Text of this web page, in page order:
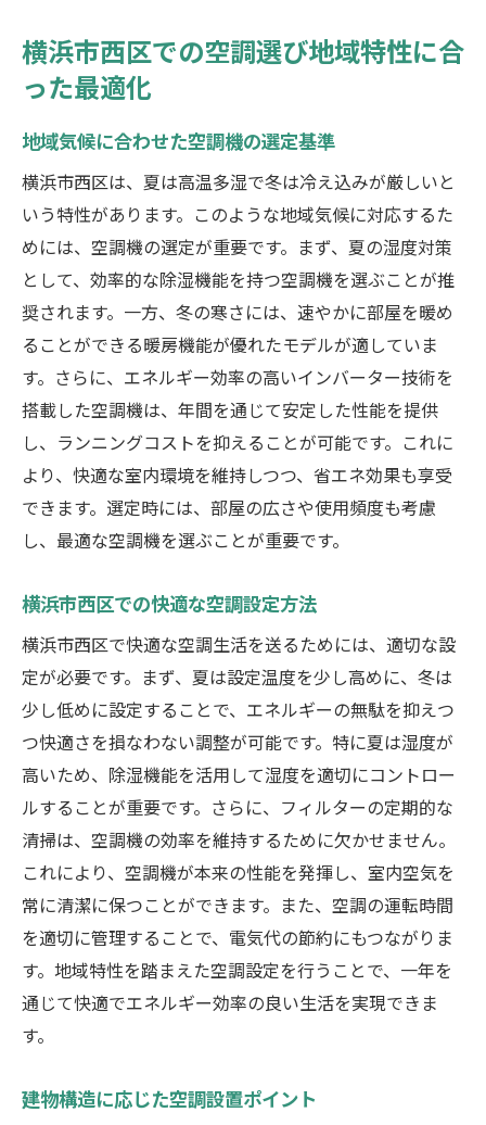
地域密着型サービスの活用法
最新空調技術で横浜市西区の住まいを快適に
最新のインバーター技術による省エネ効果
スマート空調システムの利便性
ヒートポンプ技術の活用法
空調のリモート管理とそのメリット
最新フィルター技術で実現する清潔な空気
快適環境を作るための新技術トレンド
空調設備設置で気をつけるポイント横浜市西区
の視点から
設置場所の選定で避けるべきポイント
配線工事と安全性の確保
メンテナンスの容易さを考慮した設置
地域特有の電力事情への対応策
設置業者選びの重要性とその基準
エネルギー効率を考えた横浜市西区での空調選
び
エネルギースター認証の意味と重要性
長期的なコスト削減を考慮した選び方
省エネモードの活用法
横浜市西区の節電対策と補助金情報
高効率空調機の選定基準
エネルギー効率を高めるための運用方法
環境への配慮横浜市西区で選ぶべき空調機
エコロジカルな空調製品の特徴
環境に優しい冷媒の選択肢
ム
横浜市西区での空調選び地域特性に合
った最適化
地域気候に合わせた空調機の選定基準
横浜市西区は、夏は高温多湿で冬は冷え込みが厳しいと
いう特性があります。このような地域気候に対応するた
めには、空調機の選定が重要です。まず、夏の湿度対策
として、効率的な除湿機能を持つ空調機を選ぶことが推
奨されます。一方、冬の寒さには、速やかに部屋を暖め
ることができる暖房機能が優れたモデルが適していま
す。さらに、エネルギー効率の高いインバーター技術を
搭載した空調機は、年間を通じて安定した性能を提供
し、ランニングコストを抑えることが可能です。これに
より、快適な室内環境を維持しつつ、省エネ効果も享受
できます。選定時には、部屋の広さや使用頻度も考慮
し、最適な空調機を選ぶことが重要です。
横浜市西区での快適な空調設定方法
横浜市西区で快適な空調生活を送るためには、適切な設
定が必要です。まず、夏は設定温度を少し高めに、冬は
少し低めに設定することで、エネルギーの無駄を抑えつ
つ快適さを損なわない調整が可能です。特に夏は湿度が
高いため、除湿機能を活用して湿度を適切にコントロー
ルすることが重要です。さらに、フィルターの定期的な
清掃は、空調機の効率を維持するために欠かせません。
これにより、空調機が本来の性能を発揮し、室内空気を
常に清潔に保つことができます。また、空調の運転時間
を適切に管理することで、電気代の節約にもつながりま
す。地域特性を踏まえた空調設定を行うことで、一年を
通じて快適でエネルギー効率の良い生活を実現できま
す。
建物構造に応じた空調設置ポイント